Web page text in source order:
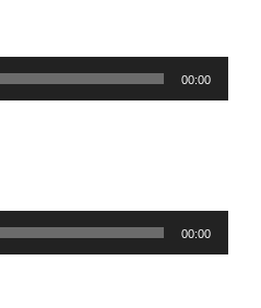
00:00
00:00